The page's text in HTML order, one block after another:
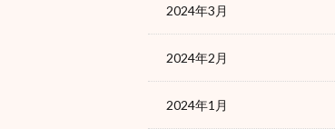
2024年3月
2024年2月
2024年1月